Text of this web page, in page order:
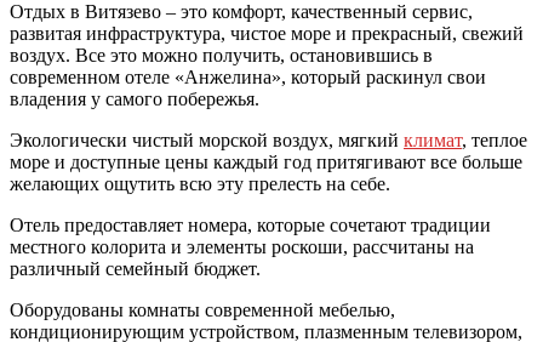
Отдых в Витязево – это комфорт, качественный сервис,
развитая инфраструктура, чистое море и прекрасный, свежий
воздух. Все это можно получить, остановившись в
современном отеле «Анжелина», который раскинул свои
владения у самого побережья.
Экологически чистый морской воздух, мягкий климат, теплое
море и доступные цены каждый год притягивают все больше
желающих ощутить всю эту прелесть на себе.
Отель предоставляет номера, которые сочетают традиции
местного колорита и элементы роскоши, рассчитаны на
различный семейный бюджет.
Оборудованы комнаты современной мебелью,
кондиционирующим устройством, плазменным телевизором,